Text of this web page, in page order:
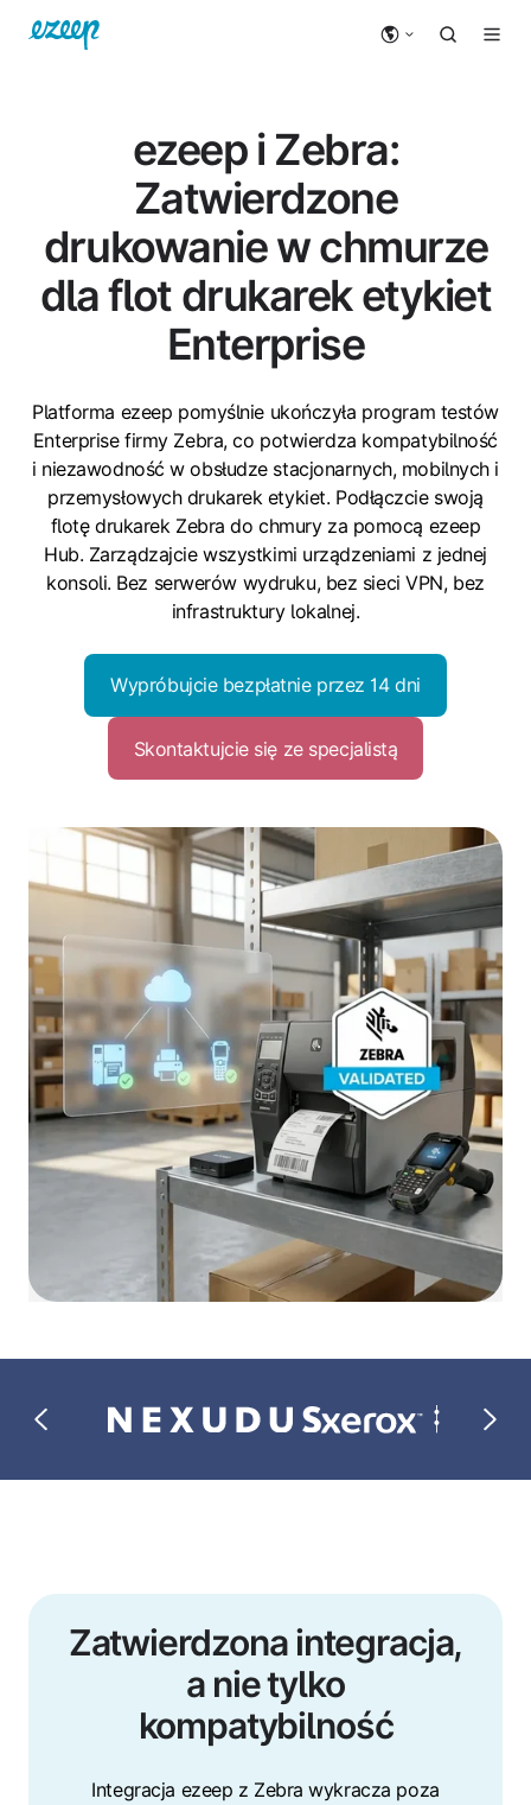
ezeep i Zebra:
Zatwierdzone
drukowanie w chmurze
dla flot drukarek etykiet
Enterprise
Platforma ezeep pomyślnie ukończyła program testów
Enterprise firmy Zebra, co potwierdza kompatybilność
i niezawodność w obsłudze stacjonarnych, mobilnych i
przemysłowych drukarek etykiet. Podłączcie swoją
flotę drukarek Zebra do chmury za pomocą ezeep
Hub. Zarządzajcie wszystkimi urządzeniami z jednej
konsoli. Bez serwerów wydruku, bez sieci VPN, bez
infrastruktury lokalnej.
Wypróbujcie bezpłatnie przez 14 dni
Skontaktujcie się ze specjalistą
Zatwierdzona integracja,
a nie tylko
kompatybilność
Integracja ezeep z Zebra wykracza poza